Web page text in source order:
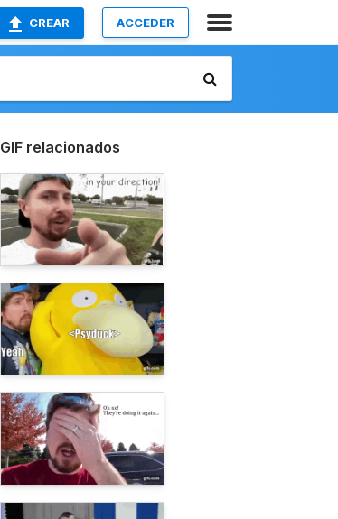
CREAR ACCEDER
GIF relacionados